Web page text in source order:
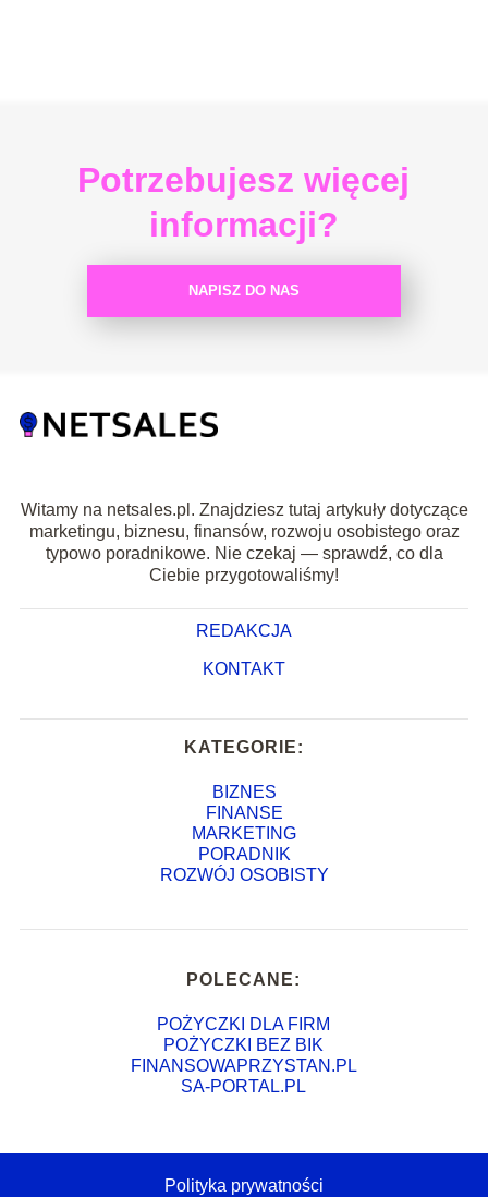
Potrzebujesz więcej
informacji?
NAPISZ DO NAS
Witamy na netsales.pl. Znajdziesz tutaj artykuły dotyczące
marketingu, biznesu, finansów, rozwoju osobistego oraz
typowo poradnikowe. Nie czekaj — sprawdź, co dla
Ciebie przygotowaliśmy!
REDAKCJA
KONTAKT
KATEGORIE:
BIZNES
FINANSE
MARKETING
PORADNIK
ROZWÓJ OSOBISTY
POLECANE:
POŻYCZKI DLA FIRM
POŻYCZKI BEZ BIK
FINANSOWAPRZYSTAN.PL
SA-PORTAL.PL
Polityka prywatności